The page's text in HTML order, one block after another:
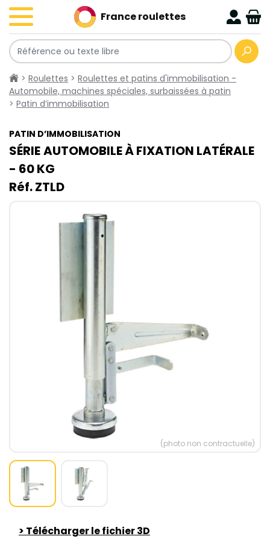
France roulettes
> Roulettes > Roulettes et patins d'immobilisation -
Automobile, machines spéciales, surbaissées à patin
> Patin d’immobilisation
PATIN D’IMMOBILISATION
SÉRIE AUTOMOBILE À FIXATION LATÉRALE
- 60​ KG
Réf. ZTLD
(photo non contractuelle)
> Télécharger le fichier 3D